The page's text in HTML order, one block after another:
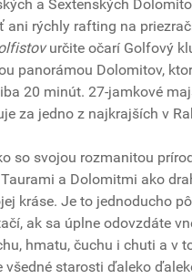
a Sextenských
ani rýchly rafting na
určite očarí Golfový
panorámou Dolomitov,
20 minút. 27-jamkové
za jedno z najkrajších v
so svojou rozmanitou
a Dolomitmi ako
kráse. Je to jednoducho
ak sa úplne odovzdáte
hmatu, čuchu i chuti a v
všedné starosti ďaleko